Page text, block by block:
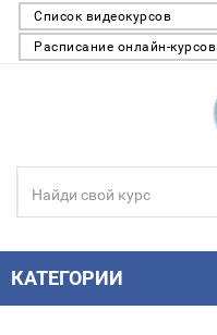
Список видеокурсов
Расписание онлайн-курсов
КАТЕГОРИИ